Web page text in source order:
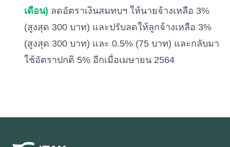
เดือน) ลดอัตราเงินสมทบฯ ให้นายจ้างเหลือ 3%
(สูงสุด 300 บาท) และปรับลดให้ลูกจ้างเหลือ 3%
(สูงสุด 300 บาท) และ 0.5% (75 บาท) และกลับมา
ใช้อัตราปกติ 5% อีกเมื่อเมษายน 2564